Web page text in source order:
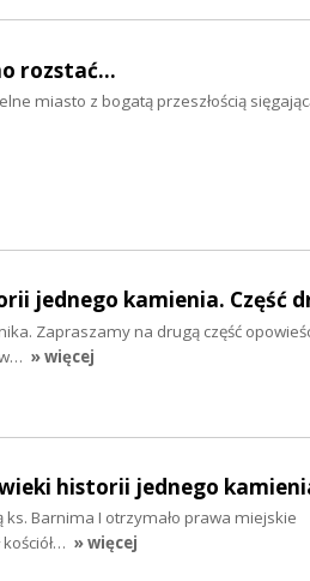
rozstać...
miasto z bogatą przeszłością
jednego kamienia. Część
Zapraszamy na drugą część
» więcej
historii jednego
Barnima I otrzymało prawa miejskie
» więcej